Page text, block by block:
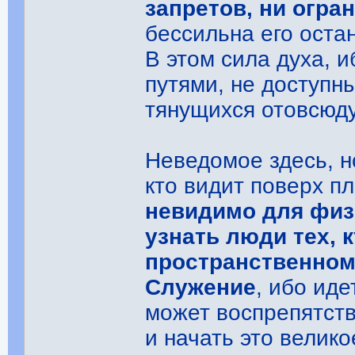
запретов, ни
бессильна его
В этом сила духа,
путями, не
тянущихся
Неведомое здесь,
кто видит поверх
невидимо для
узнать люди тех,
Служение, ибо
может
и начать это